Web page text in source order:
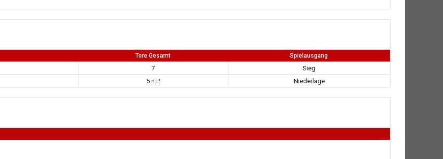
Tore Gesamt Spielausgang
7
Sieg
5 n.P. Niederlage